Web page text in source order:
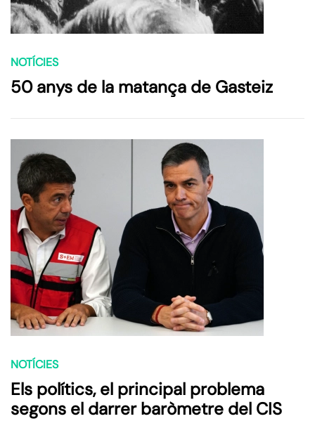
NOTÍCIES
50 anys de la matança de Gasteiz
NOTÍCIES
Els polítics, el principal problema
segons el darrer baròmetre del CIS